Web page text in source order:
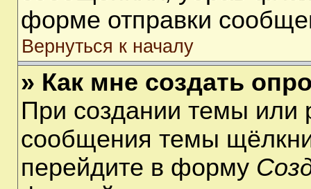
форме отправки
Вернуться к началу
» Как мне создать
При создании темы или
сообщения темы
перейдите в форму